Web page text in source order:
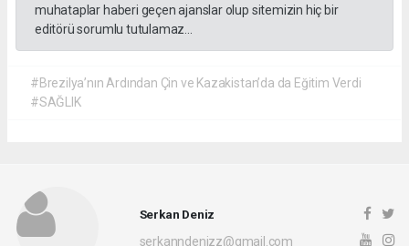
muhataplar haberi geçen ajanslar olup sitemizin hiç bir
editörü sorumlu tutulamaz...
#Brezilya’nın Ardından Çin ve Kazakistan’da da Eğitim Verdi
#SAĞLIK
Serkan Deniz
serkanndenizz@gmail.com